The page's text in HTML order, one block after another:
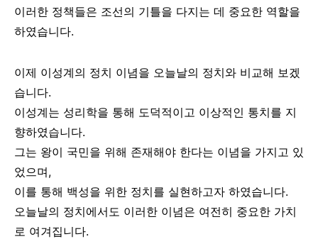
이러한 정책들은 조선의 기틀을 다지는 데 중요한 역할을
하였습니다.
이제 이성계의 정치 이념을 오늘날의 정치와 비교해 보겠
습니다.
이성계는 성리학을 통해 도덕적이고 이상적인 통치를 지
향하였습니다.
그는 왕이 국민을 위해 존재해야 한다는 이념을 가지고 있
었으며,
이를 통해 백성을 위한 정치를 실현하고자 하였습니다.
오늘날의 정치에서도 이러한 이념은 여전히 중요한 가치
로 여겨집니다.